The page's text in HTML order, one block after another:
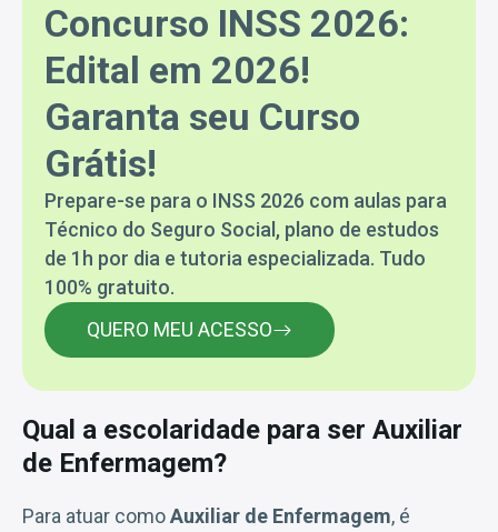
Concurso INSS 2026:
Edital em 2026!
Garanta seu Curso
Grátis!
Prepare-se para o INSS 2026 com aulas para
Técnico do Seguro Social, plano de estudos
de 1h por dia e tutoria especializada. Tudo
100% gratuito.
QUERO MEU ACESSO
Qual a escolaridade para ser Auxiliar
de Enfermagem?
Para atuar comoAuxiliar de Enfermagem, é